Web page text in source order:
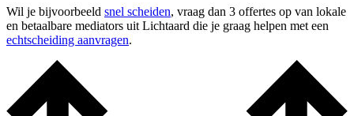
Wil je bijvoorbeeld snel scheiden, vraag dan 3 offertes op van lokale
en betaalbare mediators uit Lichtaard die je graag helpen met een
echtscheiding aanvragen.